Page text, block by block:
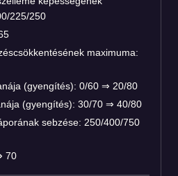
225/250
maximuma:
(gyengítés): 0/60 ⇒ 20/80
(gyengítés): 30/70 ⇒ 40/80
sebzése: 250/400/750
70